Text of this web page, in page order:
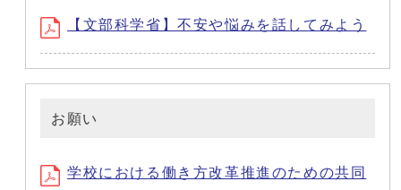
【文部科学省】不安や悩みを話してみよう
お願い
学校における働き方改革推進のための共同